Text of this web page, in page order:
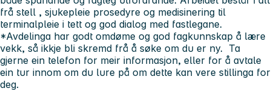
frå stell , sjukepleie prosedyre og medisinering til
terminalpleie i tett og god dialog med fastlegane.
*Avdelinga har godt omdøme og god fagkunnskap å lære
vekk, så ikkje bli skremd frå å søke om du er ny. Ta
gjerne ein telefon for meir informasjon, eller for å avtale
ein tur innom om du lure på om dette kan vere stillinga for
deg.